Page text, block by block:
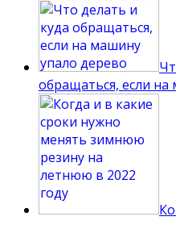
обращаться, если